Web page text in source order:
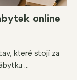
online
které stojí za
...